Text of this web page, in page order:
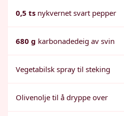
0,5 ts nykvernet svart pepper
680 g karbonadedeig av svin
Vegetabilsk spray til steking
Olivenolje til å dryppe over